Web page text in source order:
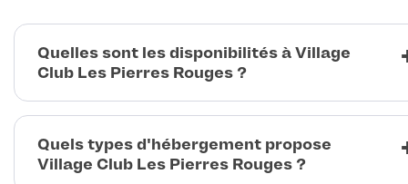
Quelles sont les disponibilités à Village
Club Les Pierres Rouges ?
Quels types d'hébergement propose
Village Club Les Pierres Rouges ?